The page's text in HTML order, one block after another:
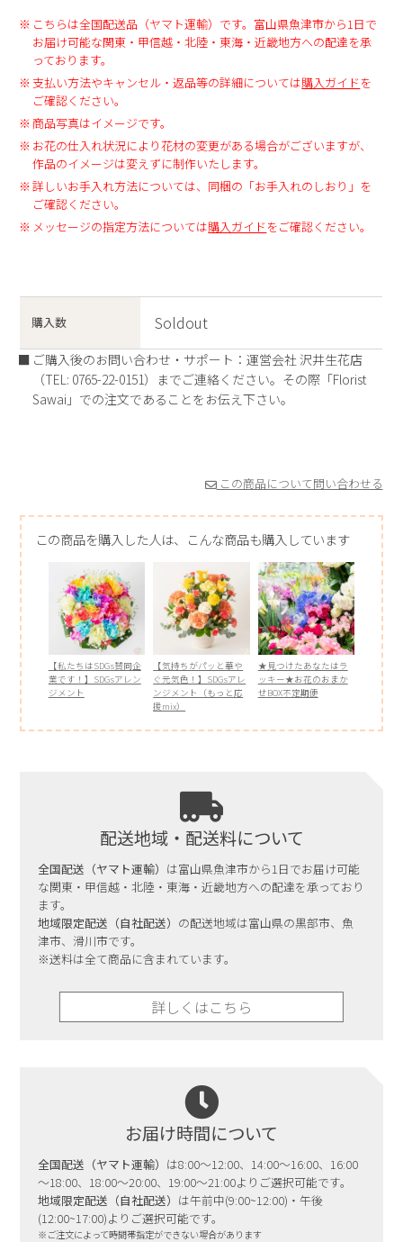
こちらは全国配送品（ヤマト運輸）です。富山県魚津市から1日で
お届け可能な関東・甲信越・北陸・東海・近畿地方への配達を承
っております。
支払い方法やキャンセル・返品等の詳細については購入ガイド を
ご確認ください。
商品写真はイメージです。
お花の仕入れ状況により花材の変更がある場合がございますが、
作品のイメージは変えずに制作いたします。
詳しいお手入れ方法については、同梱の「お手入れのしおり」を
ご確認ください。
メッセージの指定方法については購入ガイド をご確認ください。
購入数 Soldout
ご購入後のお問い合わせ・サポート：運営会社 沢井生花店
（TEL: 0765-22-0151）までご連絡ください。その際「Florist
Sawai」での注文であることをお伝え下さい。
この商品について問い合わせる
この商品を購入した人は、こんな商品も購入しています
【私たちはSDGs賛同企
業です！】SDGsアレン
ジメント
【気持ちがパッと華や
ぐ元気色！】SDGsアレ
ンジメント（もっと応
援mix）
★見つけたあなたはラ
ッキー★お花のおまか
せBOX不定期便
配送地域・配送料について
全国配送（ヤマト運輸） は富山県魚津市から1日でお届け可能
な関東・甲信越・北陸・東海・近畿地方への配達を承っており
ます。
地域限定配送（自社配送） の配送地域は富山県の黒部市、魚
津市、滑川市です。
※送料は全て商品に含まれています。
詳しくはこちら
お届け時間について
全国配送（ヤマト運輸） は8:00～12:00、14:00～16:00、16:00
～18:00、18:00～20:00、19:00～21:00よりご選択可能です。
地域限定配送（自社配送） は午前中(9:00~12:00)・午後
(12:00~17:00)よりご選択可能です。
※ご注文によって時間帯指定ができない場合があります